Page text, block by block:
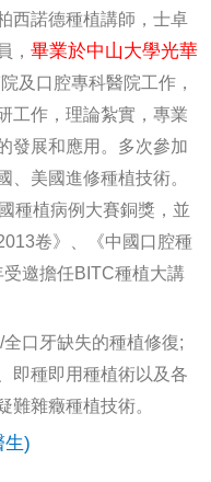
西諾德種植講師，士卓
，畢業於中山大學光華
及口腔專科醫院工作，
工作，理論紮實，專業
發展和應用。多次參加
、美國進修種植技術。
種植病例大賽銅獎，並
卷》、《中國口腔種
邀擔任BITC種植大講
口牙缺失的種植修復;
即種即用種植術以及各
難雜癥種植技術。
)